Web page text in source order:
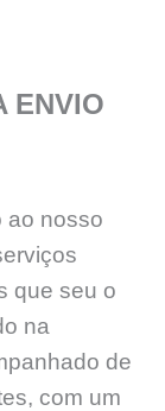
ENVIO
ao nosso
que seu o
na
de
com um